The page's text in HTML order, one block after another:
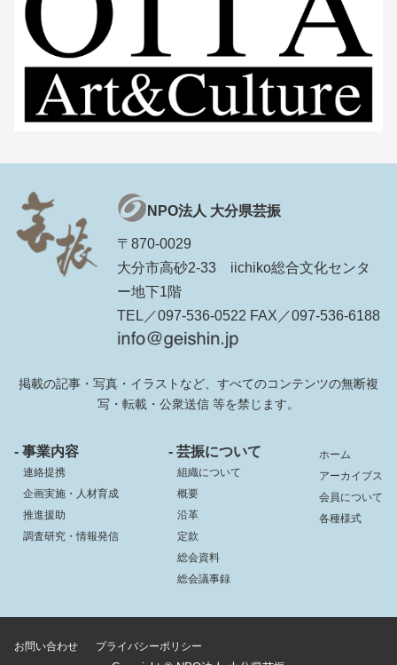
NPO法人 大分県芸振
〒870-0029
大分市高砂2-33 iichiko総合文化センタ
ー地下1階
TEL／097-536-0522 FAX／097-536-6188
掲載の記事・写真・イラストなど、すべてのコンテンツの無断複
写・転載・公衆送信 等を禁じます。
- 事業内容
連絡提携
企画実施・人材育成
推進援助
調査研究・情報発信
- 芸振について
組織について
概要
沿革
定款
総会資料
総会議事録
ホーム
アーカイブス
会員について
各種様式
お問い合わせ プライバシーポリシー